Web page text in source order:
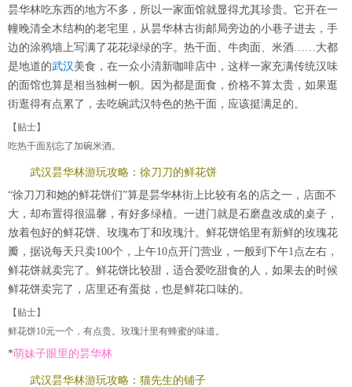
昙华林吃东西的地方不多，所以一家面馆就显得尤其珍贵。它开在一
幢晚清全木结构的老宅里，从昙华林古街邮局旁边的小巷子进去，手
边的涂鸦墙上写满了花花绿绿的字。热干面、牛肉面、米酒……大都
是地道的武汉 美食，在一众小清新咖啡店中，这样一家充满传统汉味
的面馆也算是相当独树一帜。因为都是面食，价格不算太贵，如果逛
街逛得有点累了，去吃碗武汉特色的热干面，应该挺满足的。
【贴士】
吃热干面别忘了加碗米酒。
武汉昙华林游玩攻略：徐刀刀的鲜花饼
“徐刀刀和她的鲜花饼们”算是昙华林街上比较有名的店之一，店面不
大，却布置得很温馨，有好多绿植。一进门就是石磨盘改成的桌子，
放着包好的鲜花饼、玫瑰布丁和玫瑰汁。鲜花饼馅里有新鲜的玫瑰花
瓣，据说每天只卖100个，上午10点开门营业，一般到下午1点左右，
鲜花饼就卖完了。鲜花饼比较甜，适合爱吃甜食的人，如果去的时候
鲜花饼卖完了，店里还有蛋挞，也是鲜花口味的。
【贴士】
鲜花饼10元一个，有点贵。玫瑰汁里有蜂蜜的味道。
*萌妹子眼里的昙华林
武汉昙华林游玩攻略：猫先生的铺子